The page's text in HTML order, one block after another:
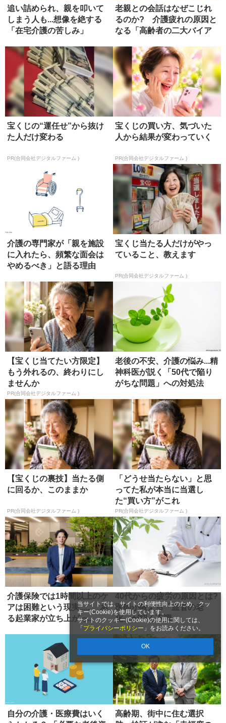
当サイトでは、サイトの利便性向上のため、クッ
キー(Cookie)を使用しています。
サイトのクッキー(Cookie)の使用に関しては、
「 プライバシーポリシー 」をお読みください。
OK
追い詰められ、親を叩いて
しまう人も...想像を絶する
「在宅介護の苦しみ」
老親との会話はなぜこじれ
るのか? 介護疲れの原因と
なる「高齢者の二大バイア
宝くじの“運任せ”から抜け
た人だけ変わる
PR(合同会社デジタルファーム )
宝くじの買い方、気づいた
人から結果が変わっていく
PR(合同会社デジタルファーム )
介護の専門家が「親を施設
に入れたら、頻繁な面会は
やめるべき」と語る理由
宝くじ当たる人だけがやっ
ていること、教えます
PR(合同会社デジタルファーム )
【宝くじ当てたい方限定】
もう外れるの、終わりにし
ませんか
PR(合同会社デジタルファーム )
老後の不安、介護の悩み...精
神科医が説く「50代で陥り
がちな問題」への対処法
【宝くじの裏技】当たる側
に回るか、このままか
PR(合同会社デジタルファーム )
「どうせ当たらない」と思
ってた私が本当に当選し
た“買い方”がこれ
PR(合同会社デジタルファーム )
介護保険では1時間以上のケ
アは困難という現実...... あ
る起業家が立ち上がっ...
40代からの疲労の原因とは?
医師が教える「血管の老
化」が招く不調
自分の介護・医療費はいく
高齢期、街中に住む選択